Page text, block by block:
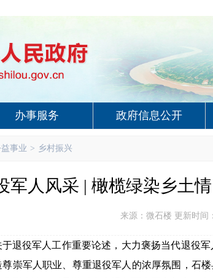
办事服务 政府信息公开
事业 > 乡村振兴
军人风采 | 橄榄绿染乡土
来源：微石楼 更新时间
退役军人工作重要论述，大力褒扬当代退役
崇军人职业、尊重退役军人的浓厚氛围，石